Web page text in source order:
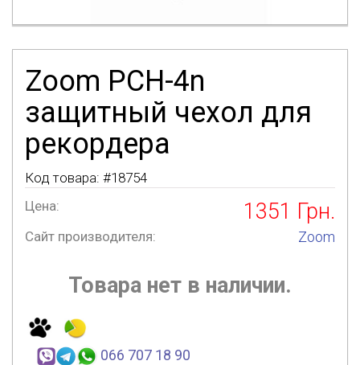
Zoom PCH-4n
защитный чехол для
рекордера
Код товара: #18754
Цена:
1351 Грн.
Сайт производителя: Zoom
Товара нет в наличии.
066 707 18 90